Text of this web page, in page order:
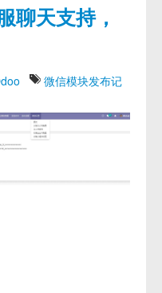
聊天支持，
微信模块发布记